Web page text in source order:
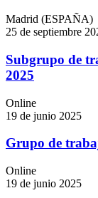
Madrid (ESPAÑA)
25 de septiembre
Subgrupo de
2025
Online
19 de junio 2025
Grupo de
Online
19 de junio 2025